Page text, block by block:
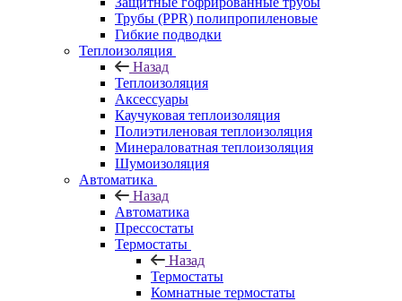
Трубы (РРR) полипропиленовые
Гибкие подводки
Теплоизоляция
Назад
Теплоизоляция
Аксессуары
Каучуковая теплоизоляция
Полиэтиленовая теплоизоляция
Минераловатная теплоизоляция
Шумоизоляция
Автоматика
Назад
Автоматика
Прессостаты
Термостаты
Назад
Термостаты
Комнатные термостаты